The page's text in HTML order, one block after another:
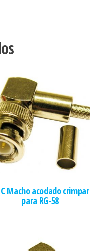
Macho acodado crimpar
para RG-58